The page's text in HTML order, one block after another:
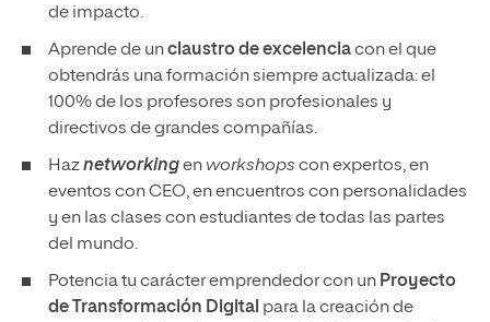
de impacto.
Aprende de unclaustro de excelenciacon el que
obtendrás una formación siempre actualizada: el
100% de los profesores son profesionales y
directivos de grandes compañías.
Haznetworkingen workshops con expertos, en
eventos con CEO, en encuentros con personalidades
y en las clases con estudiantes de todas las partes
del mundo.
Potencia tu carácter emprendedor con un Proyecto
de Transformación Digital para la creación de